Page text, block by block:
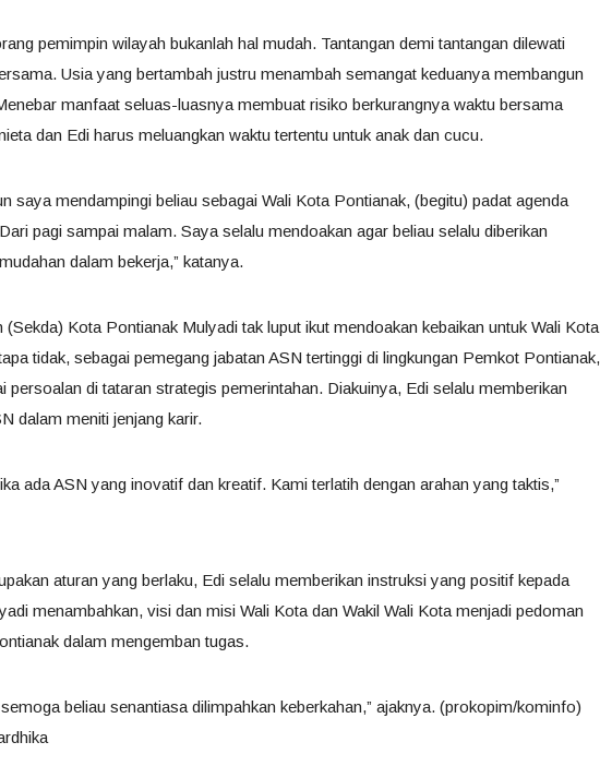
pemimpin wilayah bukanlah hal mudah. Tantangan demi tantangan dilewati
Usia yang bertambah justru menambah semangat keduanya membangun
manfaat seluas-luasnya membuat risiko berkurangnya waktu bersama
dan Edi harus meluangkan waktu tertentu untuk anak dan cucu.
saya mendampingi beliau sebagai Wali Kota Pontianak, (begitu) padat agenda
pagi sampai malam. Saya selalu mendoakan agar beliau selalu diberikan
dalam bekerja,” katanya.
(Sekda) Kota Pontianak Mulyadi tak luput ikut mendoakan kebaikan untuk Wali Kota
tidak, sebagai pemegang jabatan ASN tertinggi di lingkungan Pemkot Pontianak,
persoalan di tataran strategis pemerintahan. Diakuinya, Edi selalu memberikan
dalam meniti jenjang karir.
ada ASN yang inovatif dan kreatif. Kami terlatih dengan arahan yang taktis,”
aturan yang berlaku, Edi selalu memberikan instruksi yang positif kepada
menambahkan, visi dan misi Wali Kota dan Wakil Wali Kota menjadi pedoman
dalam mengemban tugas.
beliau senantiasa dilimpahkan keberkahan,” ajaknya. (prokopim/kominfo)